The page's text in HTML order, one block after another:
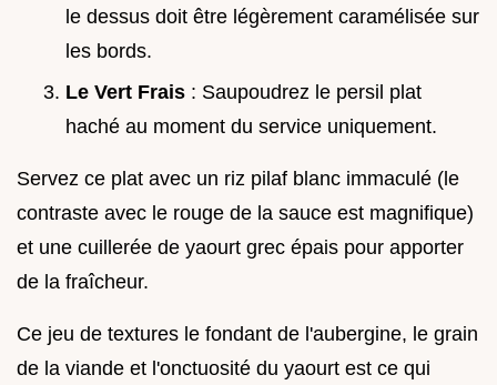
le dessus doit être légèrement caramélisée sur
les bords.
Le Vert Frais : Saupoudrez le persil plat
haché au moment du service uniquement.
Servez ce plat avec un riz pilaf blanc immaculé (le
contraste avec le rouge de la sauce est magnifique)
et une cuillerée de yaourt grec épais pour apporter
de la fraîcheur.
Ce jeu de textures le fondant de l'aubergine, le grain
de la viande et l'onctuosité du yaourt est ce qui